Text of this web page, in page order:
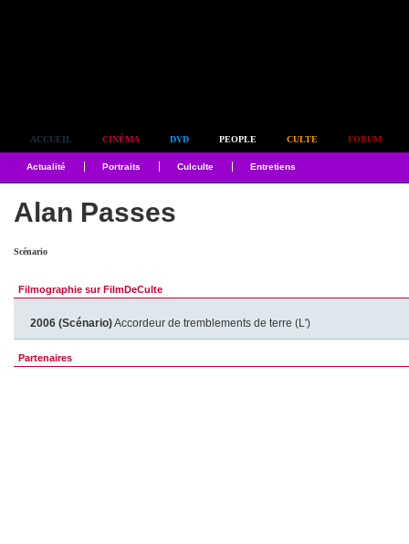
ACCUEIL CINÉMA DVD PEOPLE CULTE FORUM
Actualité Portraits Culculte Entretiens
Alan Passes
Scénario
Filmographie sur FilmDeCulte
2006 (Scénario)Accordeur de tremblements de terre (L')
Partenaires